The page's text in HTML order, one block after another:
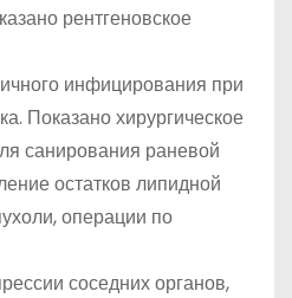
рентгеновское
инфицирования при
Показано хирургическое
санирования раневой
остатков липидной
операции по
соседних органов,